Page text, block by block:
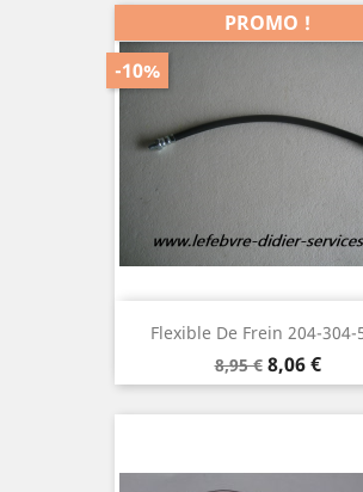
Flexible De Frein 204-304-
Prix
de
base
8,95 €
-10%
Prix
8,06 €
PROMO !